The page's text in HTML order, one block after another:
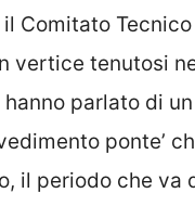
Comitato Tecnico
vertice tenutosi
parlato di un
ponte’
il periodo che va